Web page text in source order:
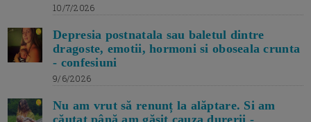
10/7/2026
Depresia postnatala sau baletul dintre
dragoste, emotii, hormoni si oboseala crunta
- confesiuni
9/6/2026
Nu am vrut să renunț la alăptare. Si am